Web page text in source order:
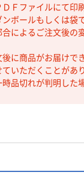
Ｆファイルにて印
ボールもしくは袋
によるご注文後の
に商品がお届けで
いただくことがあり
品切れが判明した